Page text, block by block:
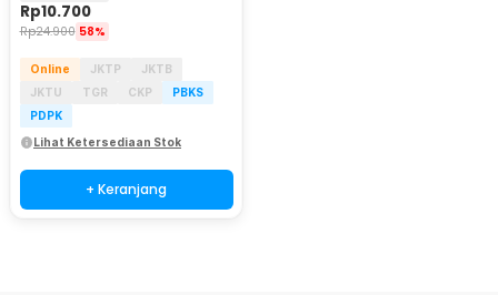
Rp10.700
Rp24.900 58%
Online JKTP
JKTB
JKTU
TGR CKP
PBKS
PDPK
Lihat Ketersediaan Stok
+ Keranjang